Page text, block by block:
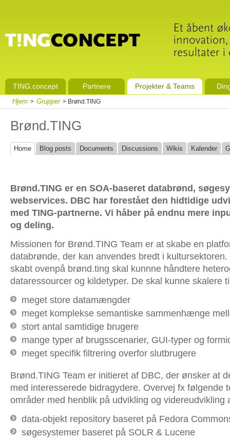
TING.concept Partnere Projekter & Teams
Hjem > Grupper > Brønd.TING
Brønd.TING
Home Blog posts Documents Discussions Wikis Kalender
Brønd.TING er en SOA-baseret databrønd,
webservices. DBC har forestået den hidtidige
med TING-partnerne. Vi håber på endnu mere
og deling.
Missionen for Brønd.TING Team er at skabe en
databrønde, der kan anvendes bredt i
skabt ovenpå brønd.ting skal kunnne håndtere
dataressourcer og kildetyper. De skal kunne skalere
meget store datamængder
meget komplekse semantiske sammenhænge
stort antal samtidige brugere
mange typer af brugsscenarier, GUI-typer og
meget specifik filtrering overfor slutbrugere
Brønd.TING Team er initieret af DBC, der ønsker at
med interesserede bidragydere. Overvej fx følgende
områder med henblik på udvikling og videreudvikling
data-objekt repository baseret på Fedora
søgesystemer baseret på SOLR & Lucene